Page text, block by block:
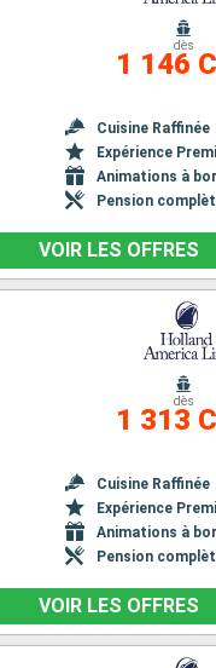
dès
1 146
Cuisine Raffinée
Expérience
Animations à
Pension
VOIR LES OFFRES
dès
1 313
Cuisine Raffinée
Expérience
Animations à
Pension
VOIR LES OFFRES